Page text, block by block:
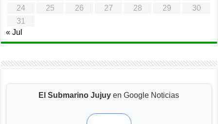
24
25 26 27 28 29
30
31
« Jul
El Submarino Jujuy en Google Noticias